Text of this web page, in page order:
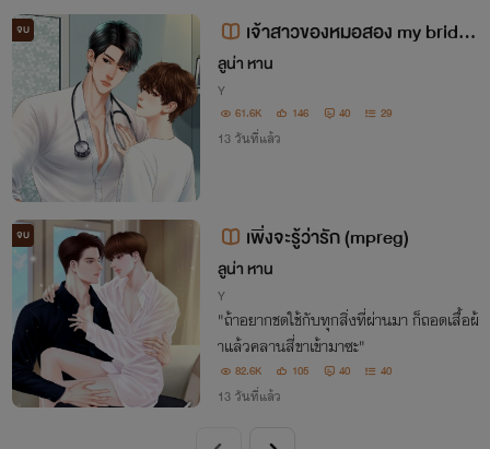
จบ
เจ้าสาวของหมอสอง my bride
(mpreg)
ลูน่า หาน
Y
61.6K 146 40 29
13 วันที่แล้ว
จบ เพิ่งจะรู้ว่ารัก (mpreg)
ลูน่า หาน
Y
"ถ้าอยากชดใช้กับทุกสิ่งที่ผ่านมา ก็ถอดเสื้อผ้
าแล้วคลานสี่ขาเข้ามาซะ"
82.6K 105 40 40
13 วันที่แล้ว